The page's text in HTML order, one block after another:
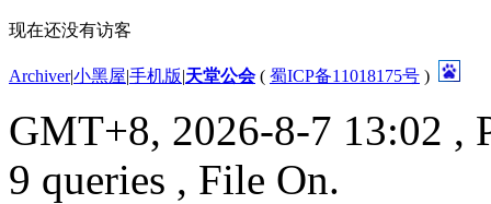
现在还没有访客
Archiver|小黑屋|手机版|天堂公会( 蜀ICP备11018175号 )
GMT+8, 2026-8-7 13:02 ,
9 queries , File On.